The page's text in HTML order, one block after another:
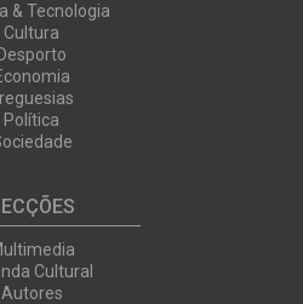
& Tecnologia
Cultura
Desporto
Política
Cultural
Autores